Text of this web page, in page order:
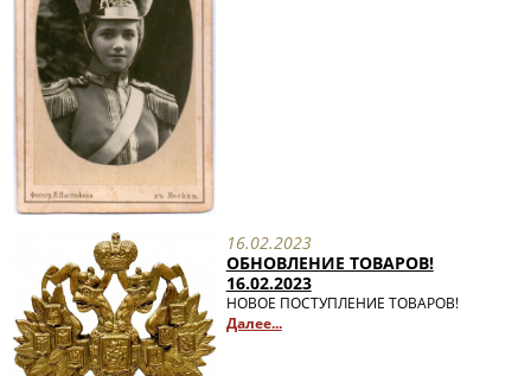
16.02.2023
ОБНОВЛЕНИЕ ТОВАРОВ!
16.02.2023
НОВОЕ ПОСТУПЛЕНИЕ ТОВАРОВ!
Далее...